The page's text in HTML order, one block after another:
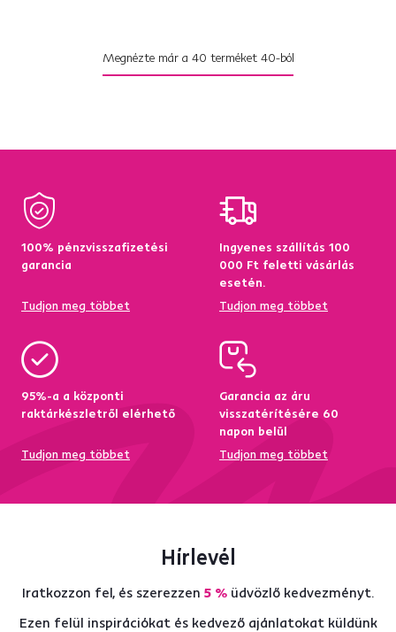
Megnézte már a 40 terméket 40-ból
100% pénzvisszafizetési
garancia
Tudjon meg többet
Ingyenes szállítás 100
000 Ft feletti vásárlás
esetén.
Tudjon meg többet
95%-a a központi
raktárkészletről elérhető
Tudjon meg többet
Garancia az áru
visszatérítésére 60
napon belül
Tudjon meg többet
Hírlevél
Iratkozzon fel, és szerezzen 5 %üdvözlő kedvezményt.
Ezen felül inspirációkat és kedvező ajánlatokat küldünk